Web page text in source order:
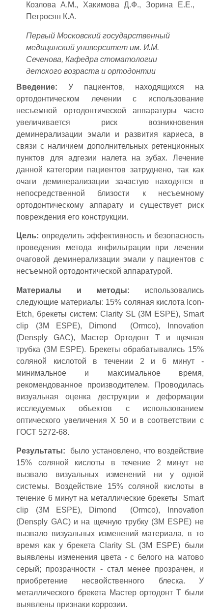
Козлова А.М., Хакимова Д.Ф., Зорина Е.Е.,
Петросян К.А.
Первый Московский государственный
медицинский университет им. И.М.
Сеченова, Кафедра стоматологии
детского возраста и ортодонтии
Введение: У пациентов, находящихся на
ортодонтическом лечении с использование
несъемной ортодонтической аппаратуры часто
увеличивается риск возникновения
деминерализации эмали и развития кариеса, в
связи с наличием дополнительных ретенционных
пунктов для адгезии налета на зубах. Лечение
данной категории пациентов затруднено, так как
очаги деминерализации зачастую находятся в
непосредственной близости к несъемному
ортодонтическому аппарату и существует риск
повреждения его конструкции.
Цель: определить эффективность и безопасность
проведения метода инфильтрации при лечении
очаговой деминерализации эмали у пациентов с
несъемной ортодонтической аппаратурой.
Материалы и методы: использовались
следующие материалы: 15% соляная кислота Icon-
Etch, брекеты систем: Clarity SL (3М ESPE), Smart
clip (3M ESPE), Dimond (Ormco), Innovation
(Densply GAC), Мастер Ортодонт T и щечная
трубка (3M ESPE). Брекеты обрабатывались 15%
соляной кислотой в течении 2 и 6 минут -
минимальное и максимальное время,
рекомендованное производителем. Проводилась
визуальная оценка деструкции и деформации
исследуемых объектов с использованием
оптического увеличения Х 50 и в соответствии с
ГОСТ 5272-68.
Результаты: было установлено, что воздействие
15% соляной кислоты в течение 2 минут не
вызвало визуальных изменений ни у одной
системы. Воздействие 15% соляной кислоты в
течение 6 минут на металлические брекеты Smart
clip (3M ESPE), Dimond (Ormco), Innovation
(Densply GAC) и на щечную трубку (3M ESPE) не
вызвало визуальных изменений материала, в то
время как у брекета Clarity SL (3М ESPE) были
выявлены изменения цвета - с белого на матово
серый; прозрачности - стал менее прозрачен, и
приобретение несвойственного блеска. У
металлического брекета Мастер ортодонт Т были
выявлены признаки коррозии.